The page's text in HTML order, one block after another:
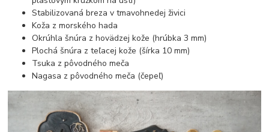
Stabilizovaná breza v tmavohnedej živici
Koža z morského hada
Okrúhla šnúra z hovädzej kože (hrúbka 3 mm)
Plochá šnúra z teľacej kože (šírka 10 mm)
Tsuka z pôvodného meča
Nagasa z pôvodného meča (čepeľ)